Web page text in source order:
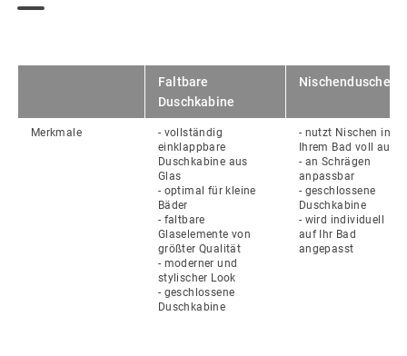
Faltbare
Duschkabine
Nischendusche
Merkmale
einklappbare
Duschkabine aus
Glas
- optimal für kleine
Bäder
- faltbare
größter Qualität
- moderner und
stylischer Look
- geschlossene
Duschkabine
- nutzt Nischen in
Ihrem Bad voll aus
- an Schrägen
anpassbar
- geschlossene
Duschkabine
- wird individuell
auf Ihr Bad
angepasst